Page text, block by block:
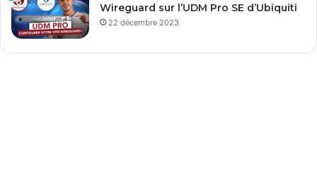
Wireguard sur l’UDM Pro SE d’Ubiquiti
22 décembre 2023